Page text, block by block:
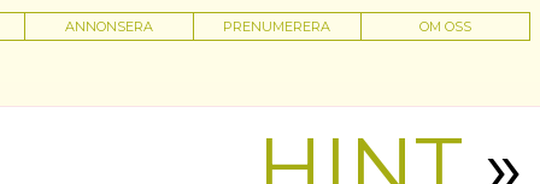
ANNONSERA PRENUMERERA OM OSS